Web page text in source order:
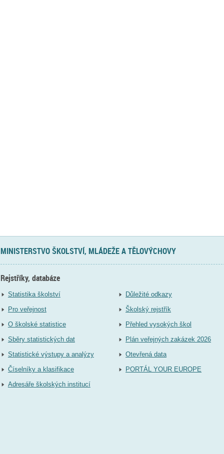
MINISTERSTVO ŠKOLSTVÍ, MLÁDEŽE A TĚLOVÝCHOVY
Rejstříky, databáze
Statistika školství
Pro veřejnost
O školské statistice
Sběry statistických dat
Statistické výstupy a analýzy
Číselníky a klasifikace
Adresáře školských institucí
Důležité odkazy
Školský rejstřík
Přehled vysokých škol
Plán veřejných zakázek 2026
Otevřená data
PORTÁL YOUR EUROPE